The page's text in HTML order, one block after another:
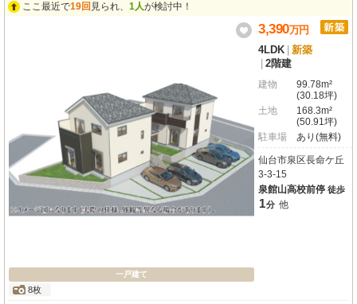
ここ最近で19回 見られ、 1人が検討中！
一戸建て
8枚
3,390万円
4LDK 新築
2階建
建物
99.78m²
(30.18坪)
土地
168.3m²
(50.91坪)
駐車場
あり(無料)
仙台市泉区長命ケ丘
3-3-15
泉館山高校前停 徒歩
1分 他